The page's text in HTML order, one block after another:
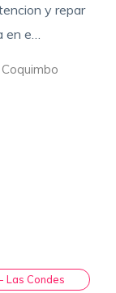
y repar
e…
Coquimbo
Las Condes